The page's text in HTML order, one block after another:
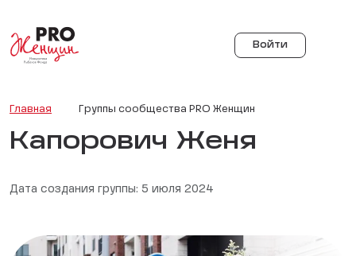
Войти
Главная Группы сообщества PRO Женщин
Капорович Женя
Дата создания группы: 5 июля 2024